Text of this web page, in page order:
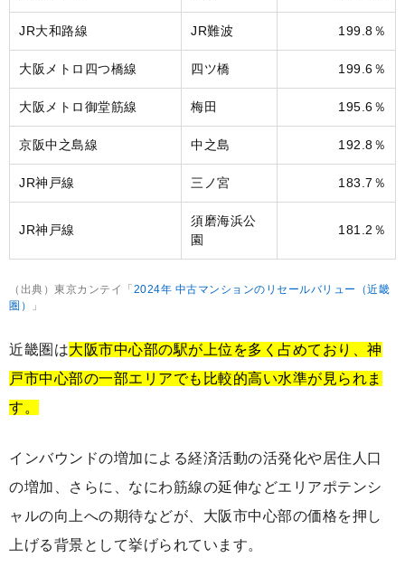
JR大和路線 JR難波 199.8％
大阪メトロ四つ橋線 四ツ橋 199.6％
大阪メトロ御堂筋線 梅田 195.6％
京阪中之島線 中之島 192.8％
JR神戸線 三ノ宮 183.7％
JR神戸線
須磨海浜公
園
181.2％
（出典）東京カンテイ「2024年 中古マンションのリセールバリュー（近畿
圏）
」
近畿圏は大阪市中心部の駅が上位を多く占めており、神
戸市中心部の一部エリアでも比較的高い水準が見られま
す。
インバウンドの増加による経済活動の活発化や居住人口
の増加、さらに、なにわ筋線の延伸などエリアポテンシ
ャルの向上への期待などが、大阪市中心部の価格を押し
上げる背景として挙げられています。